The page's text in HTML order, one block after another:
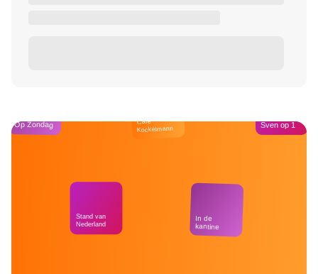
Op Zondag
Stand van
Nederland
Café
Kockelmann
In de
kantine
Sven op 1